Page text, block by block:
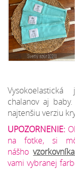
chalanov aj
najtenšiu verziu
UPOZORNENIE:
na fotke, si
nášho
vami vybranej